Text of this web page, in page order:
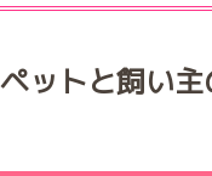
ットと飼い